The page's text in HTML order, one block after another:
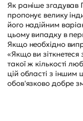
Як раніше згадував
пропонує велику
його надійним
цьому випадку в
Якщо необхідно
«Якщо ви
такої ж кількості
цій області з
обов'язково добре